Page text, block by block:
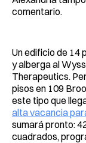
comentario.
Un edificio de 14
y alberga al
Therapeutics.
pisos en 109
este tipo que
alta vacancia
sumará pronto:
cuadrados,